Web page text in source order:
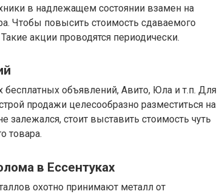
в надлежащем состоянии взамен на
Чтобы повысить стоимость сдаваемого
акции проводятся периодически.
бесплатных объявлений, Авито, Юла и т.п. Для
продажи целесообразно разместиться на
залежался, стоит выставить стоимость чуть
товара.
в Ессентуках
охотно принимают металл от